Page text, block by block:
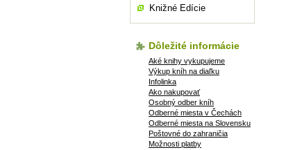
Knižné Edície
Dôležité informácie
Aké knihy vykupujeme
Výkup kníh na diaľku
Infolinka
Ako nakupovať
Osobný odber kníh
Odberné miesta v Čechách
Odberné miesta na Slovensku
Poštovné do zahraničia
Možnosti platby